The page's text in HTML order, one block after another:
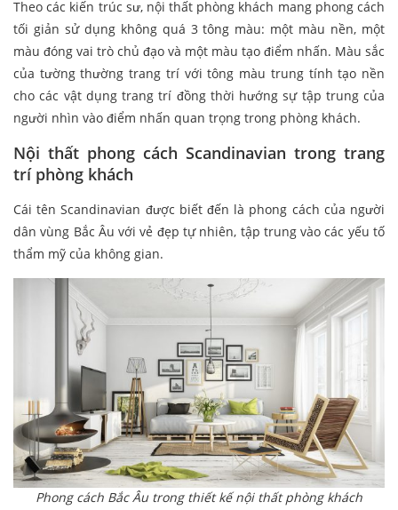
Theo các kiến trúc sư, nội thất phòng khách mang phong cách
tối giản sử dụng không quá 3 tông màu: một màu nền, một
màu đóng vai trò chủ đạo và một màu tạo điểm nhấn. Màu sắc
của tường thường trang trí với tông màu trung tính tạo nền
cho các vật dụng trang trí đồng thời hướng sự tập trung của
người nhìn vào điểm nhấn quan trọng trong phòng khách.
Nội thất phong cách Scandinavian trong trang
trí phòng khách
Cái tên Scandinavian được biết đến là phong cách của người
dân vùng Bắc Âu với vẻ đẹp tự nhiên, tập trung vào các yếu tố
thẩm mỹ của không gian.
Phong cách Bắc Âu trong thiết kế nội thất phòng khách